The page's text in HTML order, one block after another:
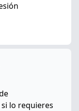
lo requieres